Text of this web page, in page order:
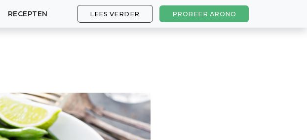
RECEPTEN LEES VERDER PROBEER ARONO